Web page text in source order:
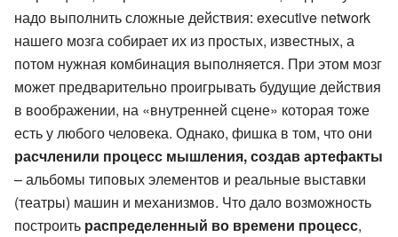
надо выполнить сложные действия: executive network
нашего мозга собирает их из простых, известных, а
потом нужная комбинация выполняется. При этом мозг
может предварительно проигрывать будущие действия
в воображении, на «внутренней сцене» которая тоже
есть у любого человека. Однако, фишка в том, что они
расчленили процесс мышления, создав артефакты
– альбомы типовых элементов и реальные выставки
(театры) машин и механизмов. Что дало возможность
построить распределенный во времени процесс,